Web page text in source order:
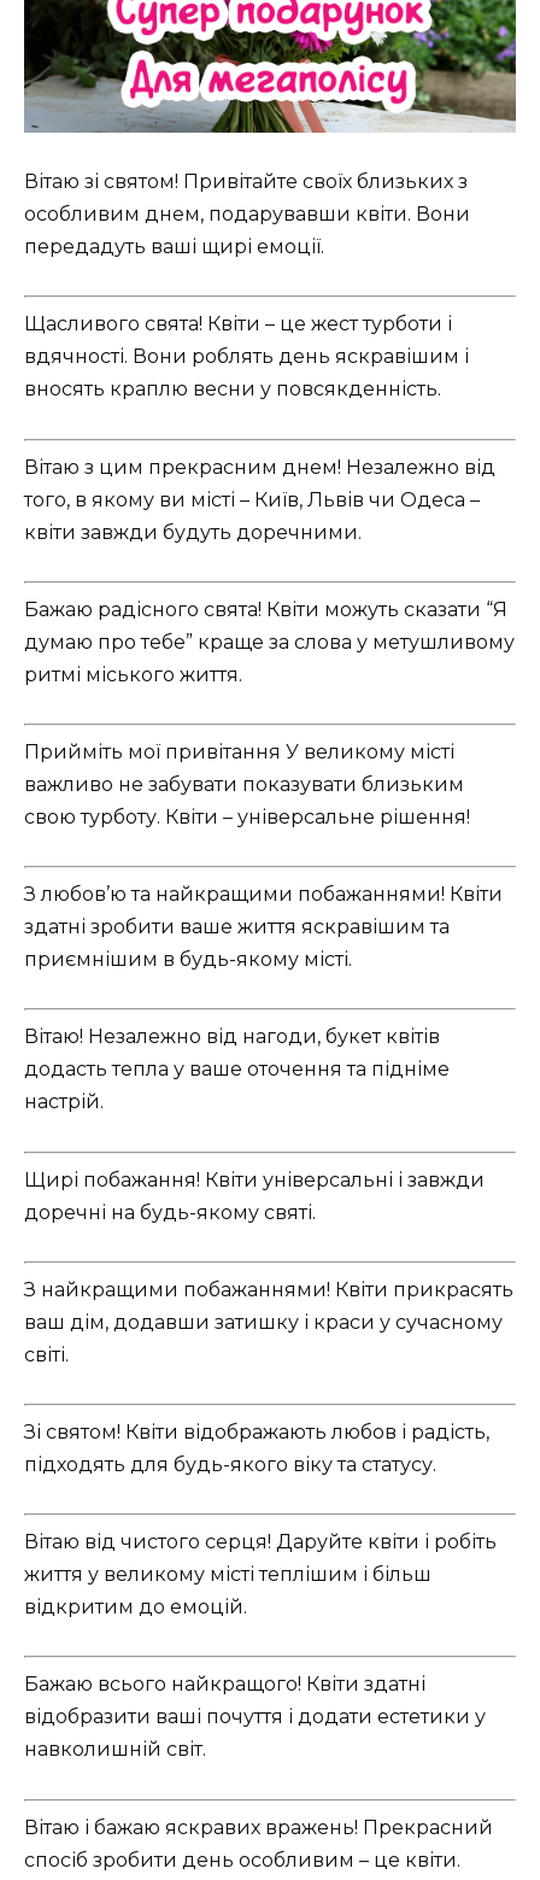
Вітаю зі святом! Привітайте своїх близьких з
особливим днем, подарувавши квіти. Вони
передадуть ваші щирі емоції.
Щасливого свята! Квіти – це жест турботи і
вдячності. Вони роблять день яскравішим і
вносять краплю весни у повсякденність.
Вітаю з цим прекрасним днем! Незалежно від
того, в якому ви місті – Київ, Львів чи Одеса –
квіти завжди будуть доречними.
Бажаю радісного свята! Квіти можуть сказати “Я
думаю про тебе” краще за слова у метушливому
ритмі міського життя.
Прийміть мої привітання У великому місті
важливо не забувати показувати близьким
свою турботу. Квіти – універсальне рішення!
З любов’ю та найкращими побажаннями! Квіти
здатні зробити ваше життя яскравішим та
приємнішим в будь-якому місті.
Вітаю! Незалежно від нагоди, букет квітів
додасть тепла у ваше оточення та підніме
настрій.
Щирі побажання! Квіти універсальні і завжди
доречні на будь-якому святі.
З найкращими побажаннями! Квіти прикрасять
ваш дім, додавши затишку і краси у сучасному
світі.
Зі святом! Квіти відображають любов і радість,
підходять для будь-якого віку та статусу.
Вітаю від чистого серця! Даруйте квіти і робіть
життя у великому місті теплішим і більш
відкритим до емоцій.
Бажаю всього найкращого! Квіти здатні
відобразити ваші почуття і додати естетики у
навколишній світ.
Вітаю і бажаю яскравих вражень! Прекрасний
спосіб зробити день особливим – це квіти.